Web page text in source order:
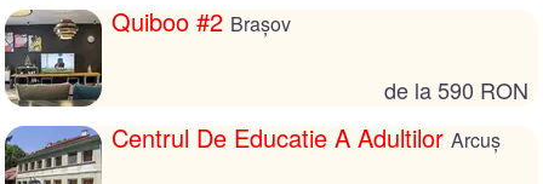
Quiboo #2 Brașov
de la 590 RON
Centrul De Educatie A Adultilor Arcuș